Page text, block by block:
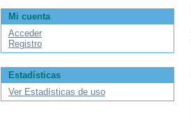
Mi cuenta
Acceder
Registro
Estadísticas
Ver Estadísticas de uso